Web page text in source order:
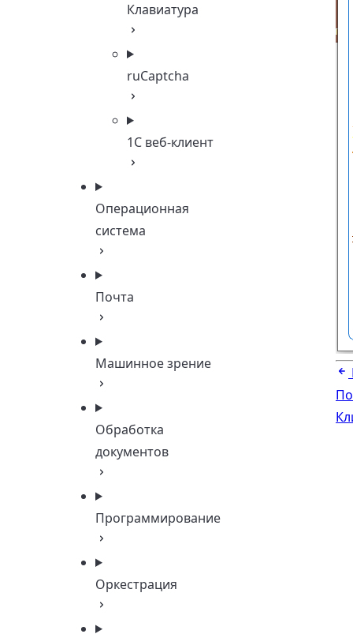
Клавиатура
ruCaptcha
1C веб-клиент
Операционная
система
Почта
Машинное зрение
Обработка
документов
Программирование
Оркестрация